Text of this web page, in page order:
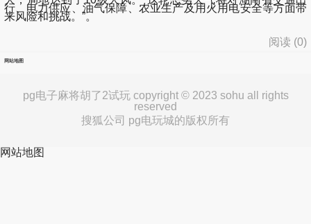
行、电力供应、油气保障、农业生产及用火用电安全等方面带
来风险和挑战。”。
阅读 (0)
网站地图
pg电子麻将胡了2试玩 copyright © 2023 sohu all rights
reserved
搜狐公司 pg电玩城的版权所有
网站地图